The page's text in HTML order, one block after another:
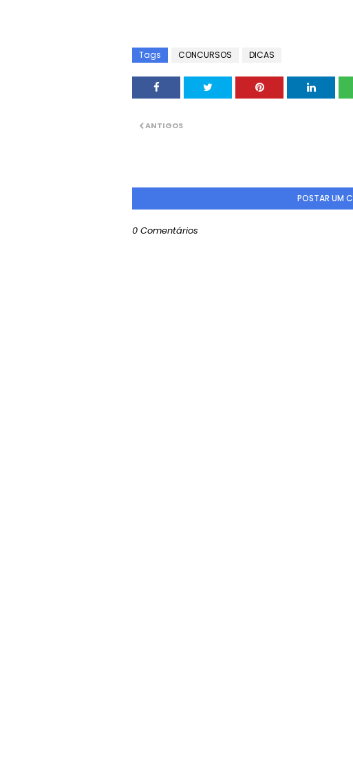
Tags CONCURSOS DICAS
ANTIGOS
POSTAR UM
0 Comentários